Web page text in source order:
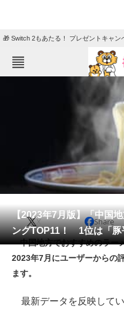
🎁 Switch 2もあたる！ プレゼントキャン
会員記事
メディア
注目記事を集めた総合ページ
【2023年7月版】「中国
ングTOP11！ 1位は「豚
X Share
中国地方でおすすめのラー
2023年7月にユーザーからの
ます。
最新データを反映して